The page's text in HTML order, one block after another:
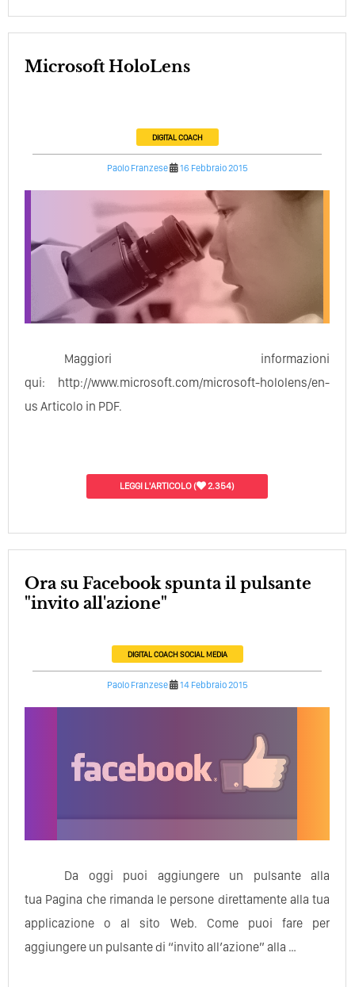
Microsoft HoloLens
DIGITAL COACH
Paolo Franzese 16 Febbraio 2015
Maggiori informazioni
qui: http://www.microsoft.com/microsoft-hololens/en-
us Articolo in PDF.
LEGGI L'ARTICOLO( 2.354)
Ora su Facebook spunta il pulsante
"invito all'azione"
DIGITAL COACH SOCIAL MEDIA
Paolo Franzese 14 Febbraio 2015
Da oggi puoi aggiungere un pulsante alla
tua Pagina che rimanda le persone direttamente alla tua
applicazione o al sito Web. Come puoi fare per
aggiungere un pulsante di “invito all’azione” alla …